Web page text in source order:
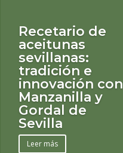
Recetario de
aceitunas
sevillanas:
tradición e
innovación con
Manzanilla y
Gordal de
Sevilla
Leer más